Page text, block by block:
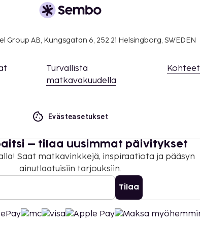
eivät
Group AB, Kungsgatan 6, 252 21 Helsingborg, SWEDEN
Turvallista
matkavakuudella
Kohteet
Evästeasetukset
– tilaa uusimmat päivitykset
Saat matkavinkkejä, inspiraatiota ja pääsyn
ainutlaatuisiin tarjouksiin.
Tilaa